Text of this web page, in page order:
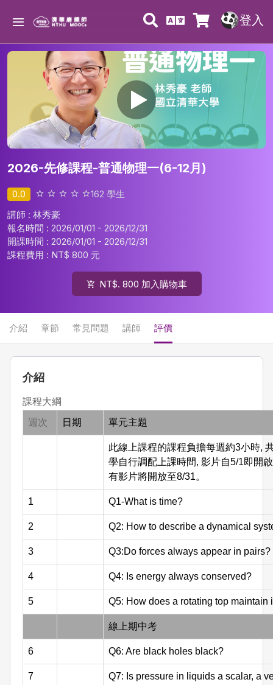
登入
2026-先修課程-普通物理一(6-12月)
0.0 162 學生
講師 : 林秀豪
報名時間 : 2026/01/01 - 2026/12/31
開課時間 : 2026/01/01 - 2026/12/31
課程費用 : NT$ 800 元
NT$. 800 加入購物車
介紹 章節 常見問題 講師 評價
介紹
課程大綱
週次
日期 單元主題
此線上課程的課程負擔每週約3小時,
學自行調配上課時間, 影片自5/1即開
有影片將開放至8/31。
1 Q1-What is time?
2 Q2: How to describe a dynamical
3 Q3:Do forces always appear in pairs?
4 Q4: Is energy always conserved?
5 Q5: How does a rotating top maintain
線上期中考
6 Q6: Are black holes black?
7 Q7: Is pressure in liquids a scalar, a